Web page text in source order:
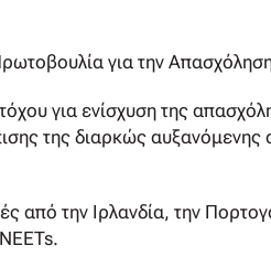
για την
για ενίσχυση της
της διαρκώς αυξανόμενης
από την Ιρλανδία, την